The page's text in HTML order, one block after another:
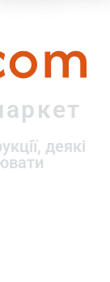
деякі